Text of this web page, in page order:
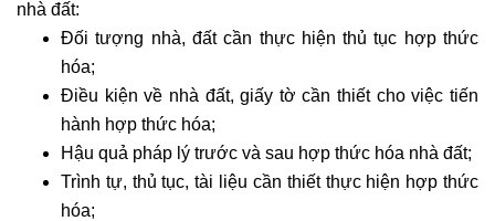
nhà đất:
Đối tượng nhà, đất cần thực hiện thủ tục hợp thức
hóa;
Điều kiện về nhà đất, giấy tờ cần thiết cho việc tiến
hành hợp thức hóa;
Hậu quả pháp lý trước và sau hợp thức hóa nhà đất;
Trình tự, thủ tục, tài liệu cần thiết thực hiện hợp thức
hóa;